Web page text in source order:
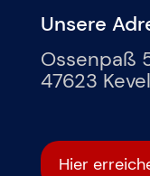
Unsere
Ossenpaß
47623
Hier